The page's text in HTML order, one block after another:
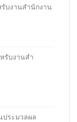
รับงานสํานักงาน
รับงานสํา
ประมวลผล